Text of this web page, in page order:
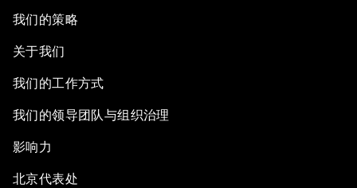
我们的策略
关于我们
我们的工作方式
我们的领导团队与组织治理
影响力
北京代表处